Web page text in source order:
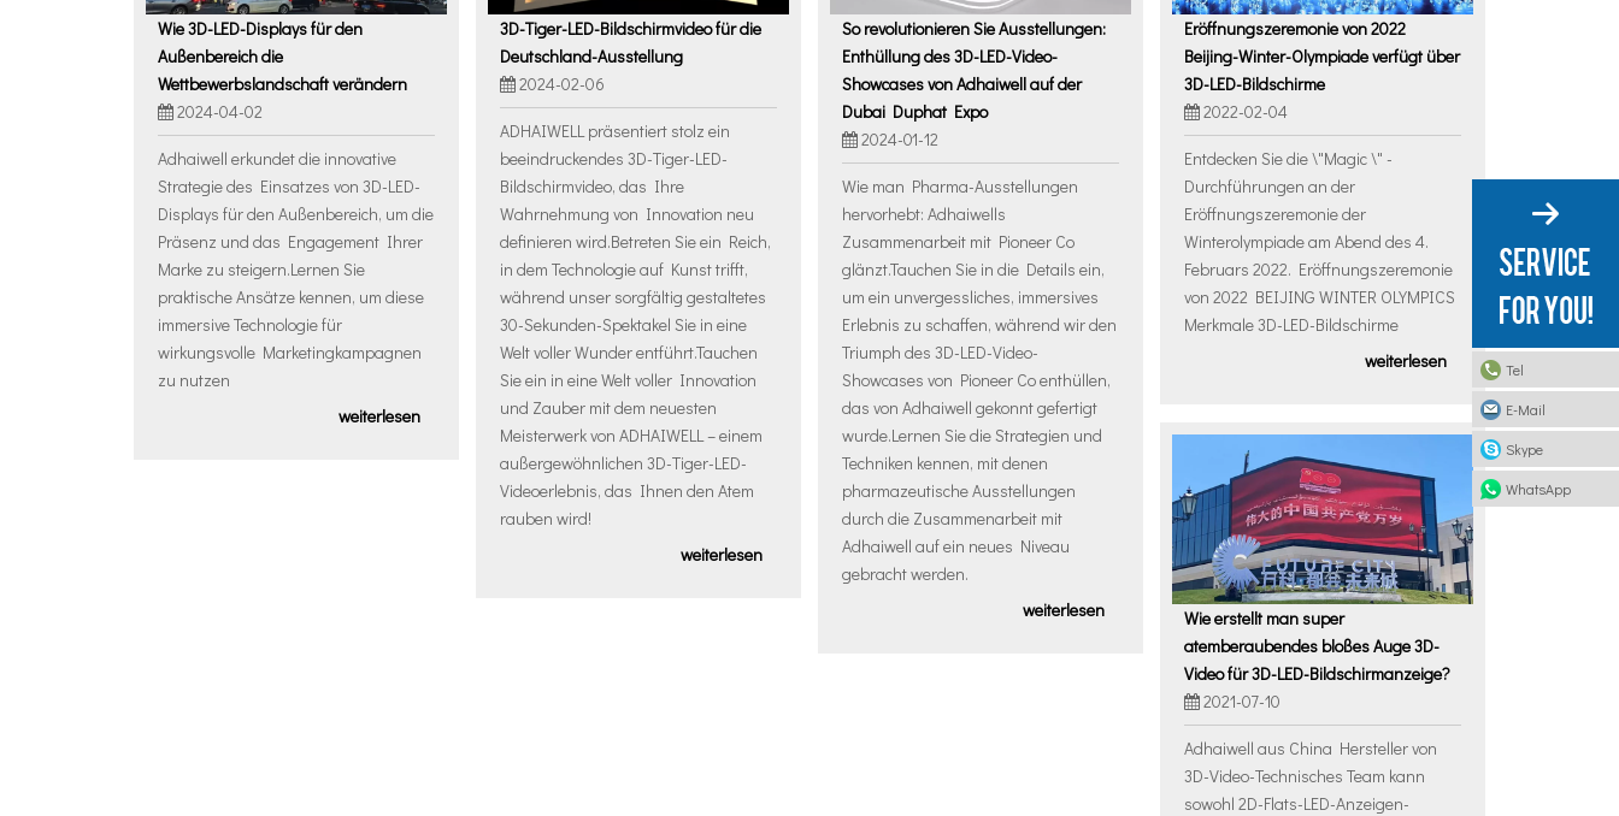
Wie 3D-LED-Displays für den
Außenbereich die
Wettbewerbslandschaft verändern
2024-04-02
Adhaiwell erkundet die innovative
Strategie des Einsatzes von 3D-LED-
Displays für den Außenbereich, um die
Präsenz und das Engagement Ihrer
Marke zu steigern.Lernen Sie
praktische Ansätze kennen, um diese
immersive Technologie für
wirkungsvolle Marketingkampagnen
zu nutzen
weiterlesen
3D-Tiger-LED-Bildschirmvideo für die
Deutschland-Ausstellung
2024-02-06
ADHAIWELL präsentiert stolz ein
beeindruckendes 3D-Tiger-LED-
Bildschirmvideo, das Ihre
Wahrnehmung von Innovation neu
definieren wird.Betreten Sie ein Reich,
in dem Technologie auf Kunst trifft,
während unser sorgfältig gestaltetes
30-Sekunden-Spektakel Sie in eine
Welt voller Wunder entführt.Tauchen
Sie ein in eine Welt voller Innovation
und Zauber mit dem neuesten
Meisterwerk von ADHAIWELL – einem
außergewöhnlichen 3D-Tiger-LED-
Videoerlebnis, das Ihnen den Atem
rauben wird!
weiterlesen
So revolutionieren Sie Ausstellungen:
Enthüllung des 3D-LED-Video-
Showcases von Adhaiwell auf der
Dubai Duphat Expo
2024-01-12
Wie man Pharma-Ausstellungen
hervorhebt: Adhaiwells
Zusammenarbeit mit Pioneer Co
glänzt.Tauchen Sie in die Details ein,
um ein unvergessliches, immersives
Erlebnis zu schaffen, während wir den
Triumph des 3D-LED-Video-
Showcases von Pioneer Co enthüllen,
das von Adhaiwell gekonnt gefertigt
wurde.Lernen Sie die Strategien und
Techniken kennen, mit denen
pharmazeutische Ausstellungen
durch die Zusammenarbeit mit
Adhaiwell auf ein neues Niveau
gebracht werden.
weiterlesen
Eröffnungszeremonie von 2022
Beijing-Winter-Olympiade verfügt über
3D-LED-Bildschirme
2022-02-04
Entdecken Sie die \"Magic \" -
Durchführungen an der
Eröffnungszeremonie der
Winterolympiade am Abend des 4.
Februars 2022. Eröffnungszeremonie
von 2022 BEIJING WINTER OLYMPICS
Merkmale 3D-LED-Bildschirme
weiterlesen
Wie erstellt man super
atemberaubendes bloßes Auge 3D-
Video für 3D-LED-Bildschirmanzeige?
2021-07-10
Adhaiwell aus China Hersteller von
3D-Video-Technisches Team kann
sowohl 2D-Flats-LED-Anzeigen-
Tel
E-Mail
Skype
WhatsApp